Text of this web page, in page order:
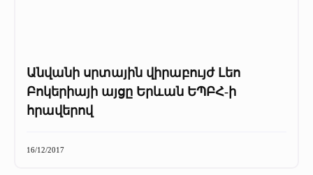
Անվանի սրտային վիրաբույժ Լեո
Բոկերիայի այցը Երևան ԵՊԲՀ-ի
հրավերով
16/12/2017